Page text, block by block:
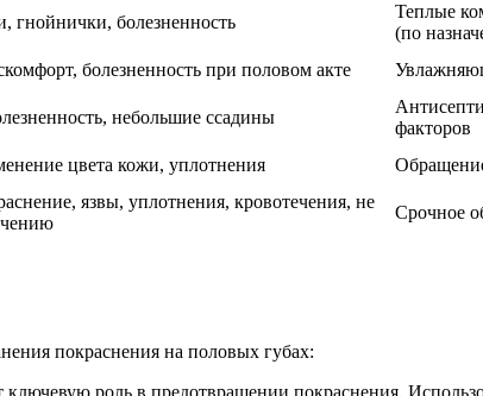
гнойнички, болезненность
Теплые
(по
болезненность при половом акте
небольшие ссадины
факторов
цвета кожи, уплотнения
язвы, уплотнения, кровотечения, не
Срочное
покраснения на половых губах: